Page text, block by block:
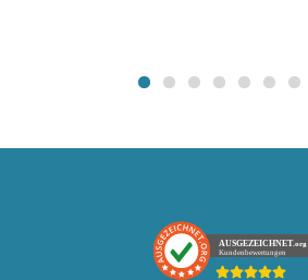
AUSGEZEICHNET.org
Kundenbewertungen